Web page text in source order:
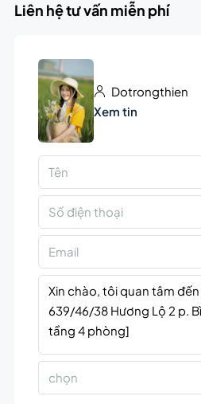
Liên hệ tư vấn miễn phí
Dotrongthien
Xem tin
chọn